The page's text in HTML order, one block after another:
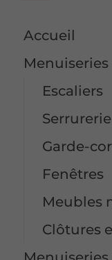
Accueil
Menuiseries
Escaliers
Serrurerie
Garde-
Fenêtres
Meubles
Clôtures